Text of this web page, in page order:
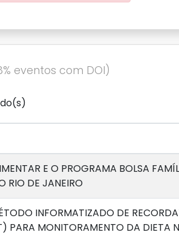
eventos com DOI)
E O PROGRAMA BOLSA
RIO DE JANEIRO
INFORMATIZADO DE
PARA MONITORAMENTO DA DIETA